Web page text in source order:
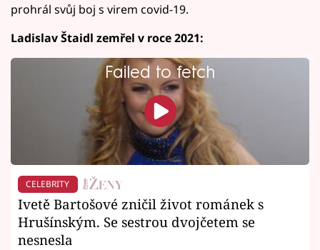
prohrál svůj boj s virem covid-19.
Ladislav Štaidl zemřel v roce 2021:
Failed to fetch
CELEBRITY
Ivetě Bartošové zničil život románek s
Hrušínským. Se sestrou dvojčetem se
nesnesla